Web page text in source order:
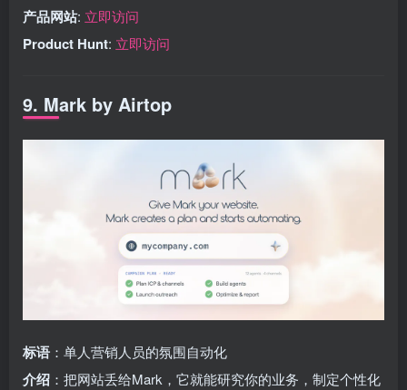
产品网站: 立即访问
Product Hunt: 立即访问
9. Mark by Airtop
标语 ：单人营销人员的氛围自动化
介绍 ：把网站丢给Mark，它就能研究你的业务，制定个性化